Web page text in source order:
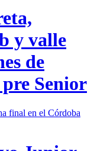
y valle
de
Senior